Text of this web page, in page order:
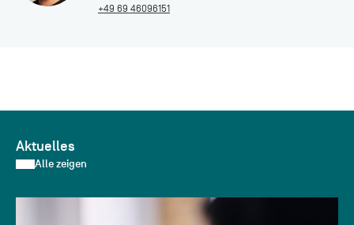
+49 69 46096151
Aktuelles
Alle zeigen